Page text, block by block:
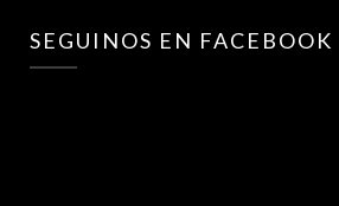
SEGUINOS EN FACEBOOK